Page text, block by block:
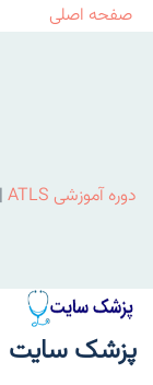
صفحه اصلی
دوره آموزشی ATLS |
پزشک سایت